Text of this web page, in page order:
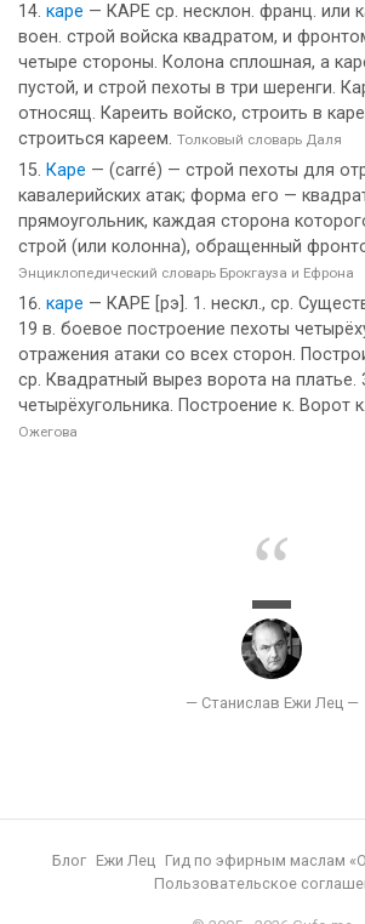
каре — КАРЕ ср. несклон. франц. или
воен. строй войска квадратом, и
четыре стороны. Колона сплошная, а
пустой, и строй пехоты в три шеренги.
относящ. Кареить войско, строить в
строиться кареем. Толковый словарь Даля
Каре — (carré) — строй пехоты для
кавалерийских атак; форма его —
прямоугольник, каждая сторона
строй (или колонна), обращенный
Энциклопедический словарь Брокгауза и Ефрона
каре — КАРЕ [рэ]. 1. нескл., ср.
19 в. боевое построение пехоты
отражения атаки со всех сторон.
ср. Квадратный вырез ворота на
четырёхугольника. Построение к. Ворот к.
Ожегова
Блог Ежи Лец Гид по эфирным маслам
Пользовательское